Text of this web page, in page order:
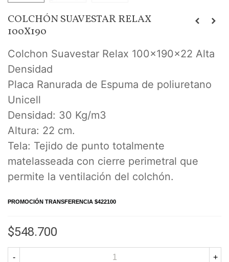
COLCHÓN SUAVESTAR RELAX
100X190
Colchon Suavestar Relax 100x190x22 Alta
Densidad
Placa Ranurada de Espuma de poliuretano
Unicell
Densidad: 30 Kg/m3
Altura: 22 cm.
Tela: Tejido de punto totalmente
matelasseada con cierre perimetral que
permite la ventilación del colchón.
PROMOCIÓN TRANSFERENCIA $422100
$548.700
- +